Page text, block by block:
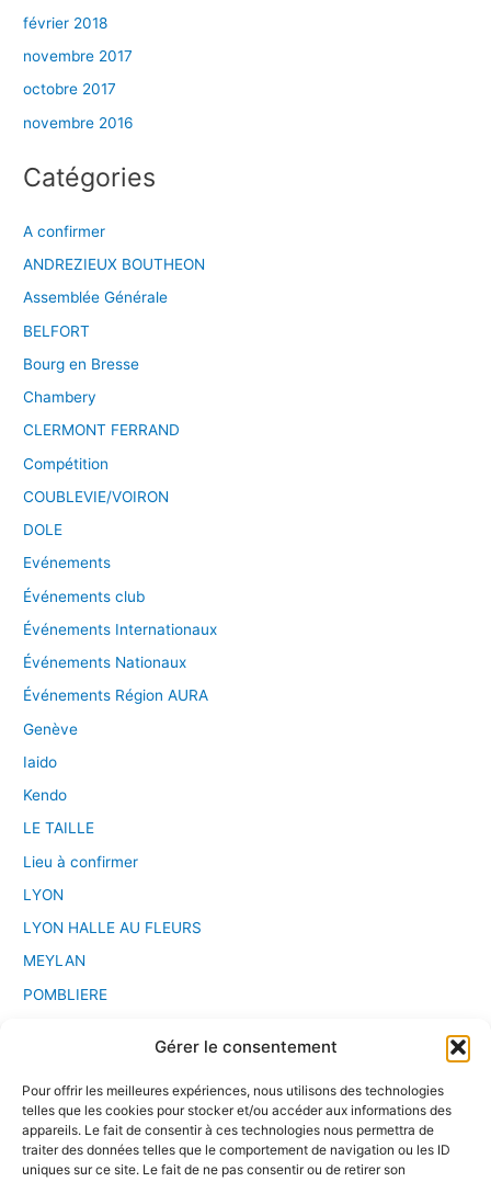
Gérer le consentement
Pour offrir les meilleures expériences, nous utilisons des technologies
telles que les cookies pour stocker et/ou accéder aux informations des
appareils. Le fait de consentir à ces technologies nous permettra de
traiter des données telles que le comportement de navigation ou les ID
uniques sur ce site. Le fait de ne pas consentir ou de retirer son
février 2018
novembre 2017
octobre 2017
novembre 2016
Catégories
A confirmer
ANDREZIEUX BOUTHEON
Assemblée Générale
BELFORT
Bourg en Bresse
Chambery
CLERMONT FERRAND
Compétition
COUBLEVIE/VOIRON
DOLE
Evénements
Événements club
Événements Internationaux
Événements Nationaux
Événements Région AURA
Genève
Iaido
Kendo
LE TAILLE
Lieu à confirmer
LYON
LYON HALLE AU FLEURS
MEYLAN
POMBLIERE
Sport Chanbara
Stage
VALENCE